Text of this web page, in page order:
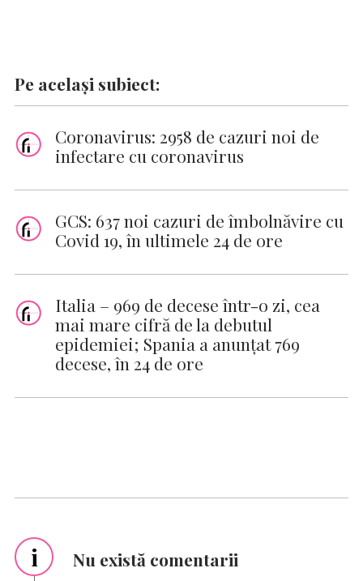
Pe același subiect:
Coronavirus: 2958 de cazuri noi de
infectare cu coronavirus
GCS: 637 noi cazuri de îmbolnăvire cu
Covid 19, în ultimele 24 de ore
Italia – 969 de decese într-o zi, cea
mai mare cifră de la debutul
epidemiei; Spania a anunţat 769
decese, în 24 de ore
i Nu există comentarii